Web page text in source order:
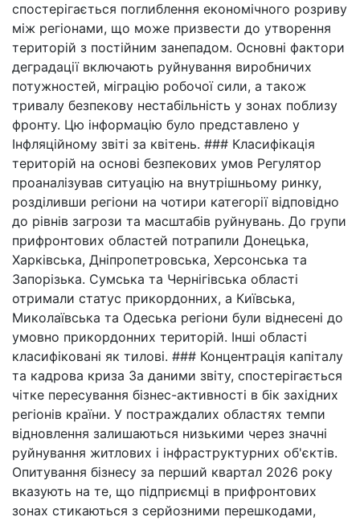
спостерігається поглиблення економічного розриву
між регіонами, що може призвести до утворення
територій з постійним занепадом. Основні фактори
деградації включають руйнування виробничих
потужностей, міграцію робочої сили, а також
тривалу безпекову нестабільність у зонах поблизу
фронту. Цю інформацію було представлено у
Інфляційному звіті за квітень. ### Класифікація
територій на основі безпекових умов Регулятор
проаналізував ситуацію на внутрішньому ринку,
розділивши регіони на чотири категорії відповідно
до рівнів загрози та масштабів руйнувань. До групи
прифронтових областей потрапили Донецька,
Харківська, Дніпропетровська, Херсонська та
Запорізька. Сумська та Чернігівська області
отримали статус прикордонних, а Київська,
Миколаївська та Одеська регіони були віднесені до
умовно прикордонних територій. Інші області
класифіковані як тилові. ### Концентрація капіталу
та кадрова криза За даними звіту, спостерігається
чітке пересування бізнес-активності в бік західних
регіонів країни. У постраждалих областях темпи
відновлення залишаються низькими через значні
руйнування житлових і інфраструктурних об'єктів.
Опитування бізнесу за перший квартал 2026 року
вказують на те, що підприємці в прифронтових
зонах стикаються з серйозними перешкодами,